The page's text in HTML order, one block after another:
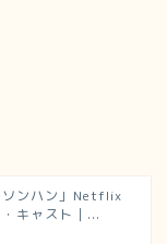
ソンハン」Netflix
キャスト｜...